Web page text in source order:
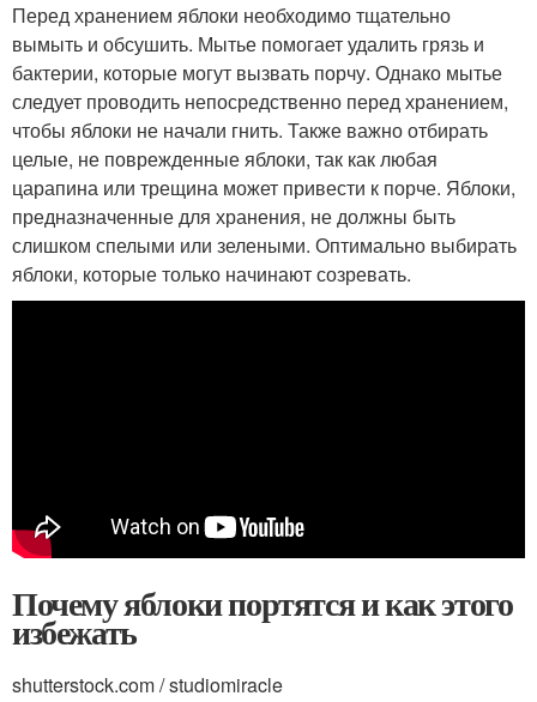
Перед хранением яблоки необходимо тщательно
вымыть и обсушить. Мытье помогает удалить грязь и
бактерии, которые могут вызвать порчу. Однако мытье
следует проводить непосредственно перед хранением,
чтобы яблоки не начали гнить. Также важно отбирать
целые, не поврежденные яблоки, так как любая
царапина или трещина может привести к порче. Яблоки,
предназначенные для хранения, не должны быть
слишком спелыми или зелеными. Оптимально выбирать
яблоки, которые только начинают созревать.
Почему яблоки портятся и как этого
избежать
shutterstock.com / studiomiracle